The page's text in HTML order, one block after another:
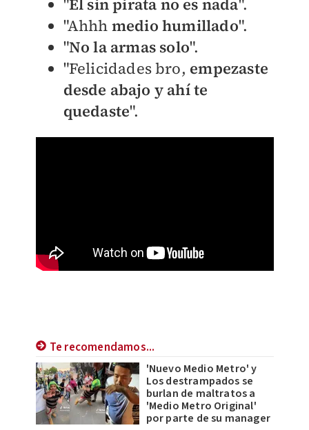
"Ahhh medio humillado".
"No la armas solo".
"Felicidades bro, empezaste
desde abajo y ahí te
quedaste".
Te recomendamos...
'Nuevo Medio Metro' y
Los destrampados se
burlan de maltratos a
'Medio Metro Original'
por parte de su manager